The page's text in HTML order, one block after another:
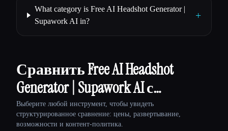
What category is Free AI Headshot Generator |
Supawork AI in?
+
Сравнить Free AI Headshot
Generator | Supawork AI с…
Выберите любой инструмент, чтобы увидеть
структурированное сравнение: цены, развертывание,
возможности и контент-политика.